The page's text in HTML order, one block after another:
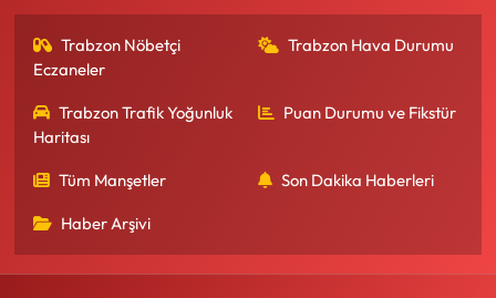
Trabzon Nöbetçi
Eczaneler
Trabzon Hava Durumu
Trabzon Trafik Yoğunluk
Haritası
Puan Durumu ve Fikstür
Tüm Manşetler Son Dakika Haberleri
Haber Arşivi